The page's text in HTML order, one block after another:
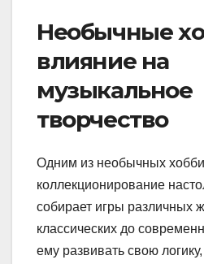
Необычные
влияние на
музыкальное
творчество
Одним из необычных
коллекционирование
собирает игры различных
классических до
ему развивать свою